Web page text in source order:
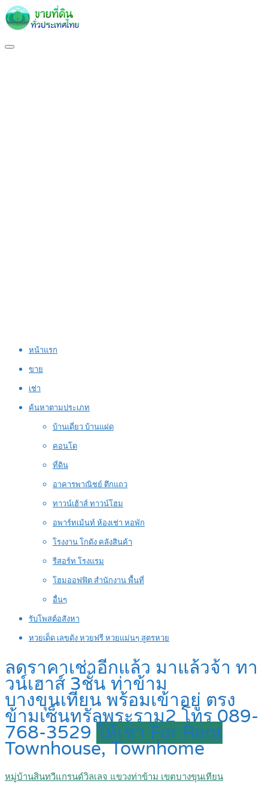
หน้าแรก
ขาย
เช่า
ค้นหาตามประเภท
บ้านเดี่ยว บ้านแฝด
คอนโด
ที่ดิน
อาคารพาณิชย์ ตึกแถว
ทาวน์เฮ้าส์ ทาวน์โฮม
อพาร์ทเม้นท์ ห้องเช่า หอพัก
โรงงาน โกดัง คลังสินค้า
รีสอร์ท โรงแรม
โฮมออฟฟิต สำนักงาน พื้นที่
อื่นๆ
รับโพสต์อสังหา
หวยเด็ด เลขดัง หวยฟรี หวยแม่นๆ สูตรหวย
ลดราคาเช่าอีกแล้ว มาแล้วจ้า ทา
วน์เฮาส์ 3ชั้น ท่าข้าม
บางขุนเทียน พร้อมเข้าอยู่ ตรง
ข้ามเซ็นทรัลพระราม2 โทร 089-
768-3529 ให้เช่า For Rent
Townhouse, Townhome
หมู่บ้านสินทวีแกรนด์วิลเลจ แขวงท่าข้าม เขตบางขุนเทียน